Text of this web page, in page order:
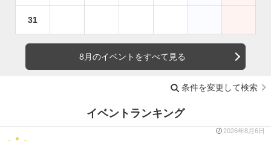
31
8月のイベントをすべて見る
条件を変更して検索
イベントランキング
2026年8月6日